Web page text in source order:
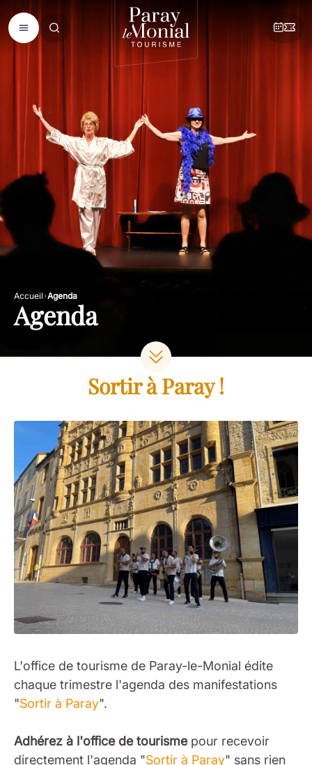
Accueil Agenda
Agenda
Sortir à Paray !
L'office de tourisme de Paray-le-Monial édite
chaque trimestre l'agenda des manifestations
"Sortir à Paray".
Adhérez à l'office de tourismepour recevoir
directement l'agenda "Sortir à Paray" sans rien